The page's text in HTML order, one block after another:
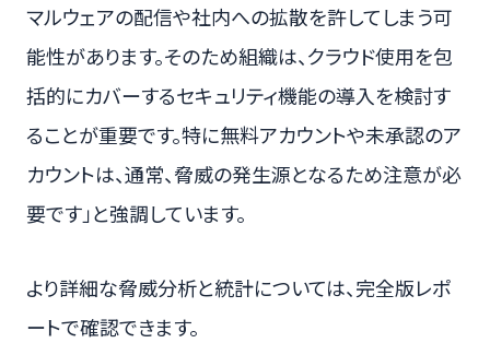
マルウェアの配信や社内への拡散を許してしまう可
能性があります。そのため組織は、クラウド使用を包
括的にカバーするセキュリティ機能の導入を検討す
ることが重要です。特に無料アカウントや未承認のア
カウントは、通常、脅威の発生源となるため注意が必
要です」と強調しています。
より詳細な脅威分析と統計については、完全版レポ
ートで確認できます。